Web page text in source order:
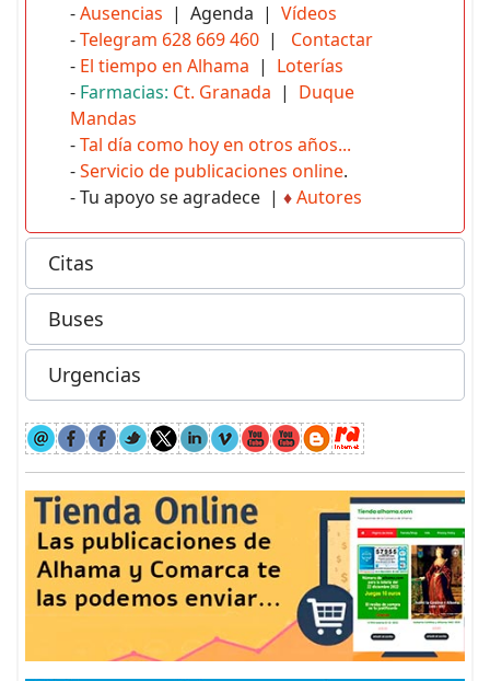
-Ausencias | Agenda | Vídeos
-Telegram 628 669 460 | Contactar
- El tiempo en Alhama | Loterías
- Farmacias: Ct. Granada | Duque
Mandas
-Tal día como hoy en otros años...
-Servicio de publicaciones online.
- Tu apoyo se agradece | ♦Autores
Citas
Buses
Urgencias